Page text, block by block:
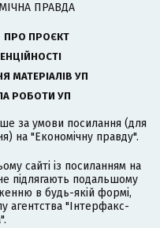
ПРАВДА
ПРО ПРОЄКТ
МАТЕРІАЛІВ УП
РОБОТИ УП
за умови посилання (для
на "Економічну правду".
сайті із посиланням на
підлягають подальшому
в будь-якій формі,
агентства "Інтерфакс-